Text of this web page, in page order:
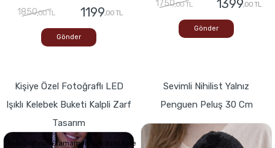
1850,00 TL 1199,00 TL
Gönder
1750,00 TL 1399,00 TL
Gönder
Kişiye Özel Fotoğraflı LED
Işıklı Kelebek Buketi Kalpli Zarf
Tasarım
Fotoğrafınızla tamamen size özel hale
Sevimli Nihilist Yalnız
Penguen Peluş 30 Cm